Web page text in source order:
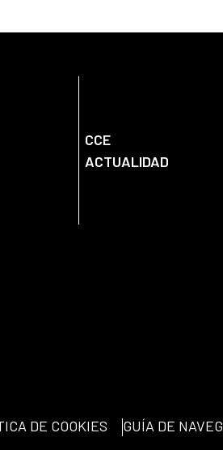
CCE
ACTUALIDAD
DE COOKIES GUÍA DE